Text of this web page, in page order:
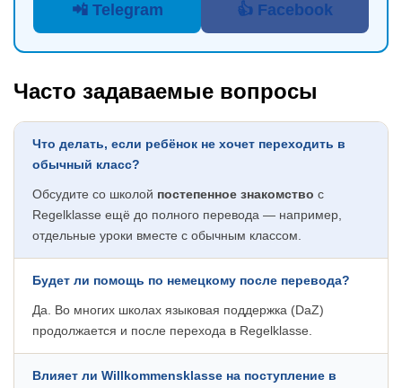
📲 Telegram 👍 Facebook
Часто задаваемые вопросы
Что делать, если ребёнок не хочет переходить в
обычный класс?
Обсудите со школой постепенное знакомство с
Regelklasse ещё до полного перевода — например,
отдельные уроки вместе с обычным классом.
Будет ли помощь по немецкому после перевода?
Да. Во многих школах языковая поддержка (DaZ)
продолжается и после перехода в Regelklasse.
Влияет ли Willkommensklasse на поступление в